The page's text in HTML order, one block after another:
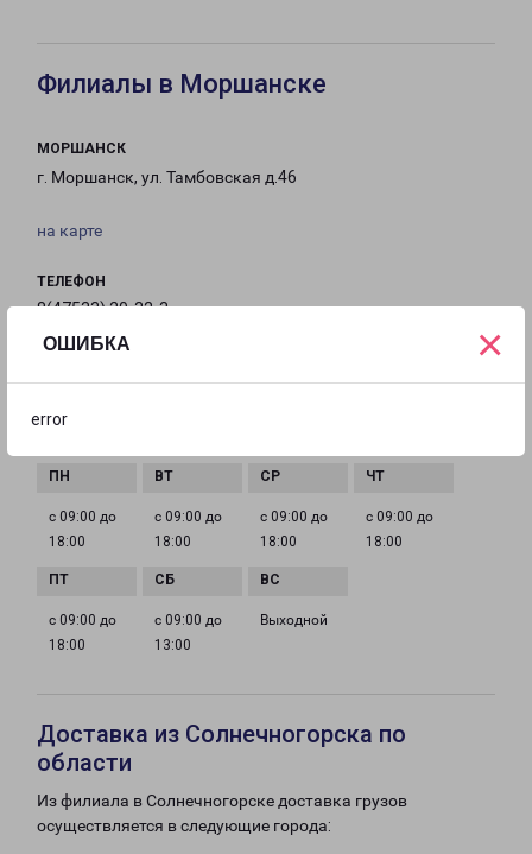
ОШИБКА
error
×
Филиалы в Моршанске
МОРШАНСК
г. Моршанск, ул. Тамбовская д.46
на карте
ТЕЛЕФОН
8(47533) 20-32-3
morshansk-fr@pecom.ru
с 09:00 до
18:00
с 09:00 до
18:00
с 09:00 до
18:00
с 09:00 до
18:00
с 09:00 до
18:00
с 09:00 до
13:00
Выходной
Доставка из Солнечногорска по
области
Из филиала в Солнечногорске доставка грузов
осуществляется в следующие города: